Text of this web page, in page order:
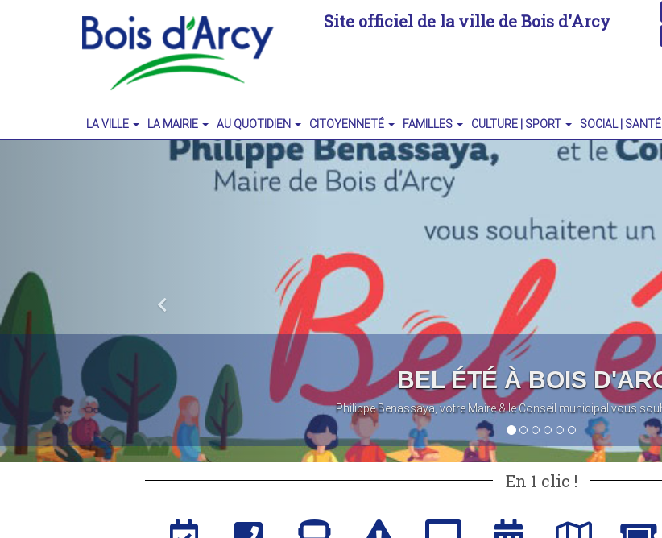
Site officiel de la ville de Bois d'Arcy
LA VILLE LA MAIRIE AU QUOTIDIEN CITOYENNETÉ FAMILLES CULTURE | SPORT SOCIAL | SANTÉ
BEL ÉTÉ À BOIS D'ARCY
Benassaya, votre Maire & le Conseil municipal vous souhaitent un bel été !
Previous
En 1 clic !